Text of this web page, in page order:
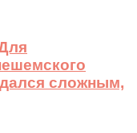
сложным,